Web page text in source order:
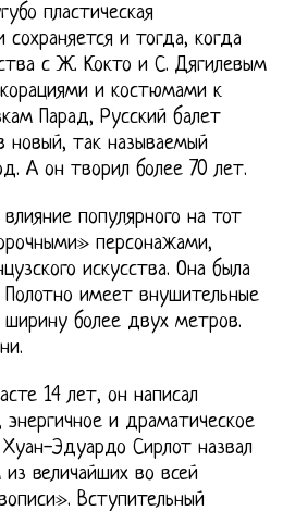
пластическая
и тогда, когда
с Ж. Кокто и С. Дягилевым
и костюмами к
Парад, Русский балет
новый, так называемый
А он творил более 70 лет.
популярного на тот
персонажами,
искусства. Она была
имеет внушительные
более двух метров.
14 лет, он написал
и драматическое
Эдуардо Сирлот назвал
величайших во всей
Вступительный